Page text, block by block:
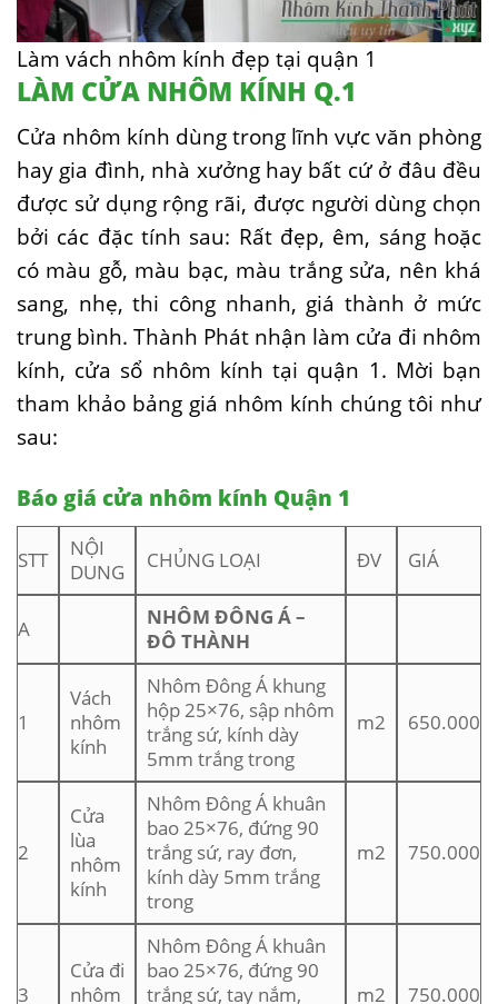
Làm vách nhôm kính đẹp tại quận 1
LÀM CỬA NHÔM KÍNH Q.1
Cửa nhôm kính dùng trong lĩnh vực văn phòng
hay gia đình, nhà xưởng hay bất cứ ở đâu đều
được sử dụng rộng rãi, được người dùng chọn
bởi các đặc tính sau: Rất đẹp, êm, sáng hoặc
có màu gỗ, màu bạc, màu trắng sửa, nên khá
sang, nhẹ, thi công nhanh, giá thành ở mức
trung bình. Thành Phát nhận làm cửa đi nhôm
kính, cửa sổ nhôm kính tại quận 1. Mời bạn
tham khảo bảng giá nhôm kính chúng tôi như
sau:
Báo giá cửa nhôm kính Quận 1
STT
NỘI
DUNG
CHỦNG LOẠI ĐV GIÁ
A
NHÔM ĐÔNG Á –
ĐÔ THÀNH
1
Vách
nhôm
kính
Nhôm Đông Á khung
hộp 25×76, sập nhôm
trắng sứ, kính dày
5mm trắng trong
m2 650.000
2
Cửa
lùa
nhôm
kính
Nhôm Đông Á khuân
bao 25×76, đứng 90
trắng sứ, ray đơn,
kính dày 5mm trắng
trong
m2 750.000
3
Cửa đi
nhôm
Nhôm Đông Á khuân
bao 25×76, đứng 90
trắng sứ, tay nắm,
m2 750.000